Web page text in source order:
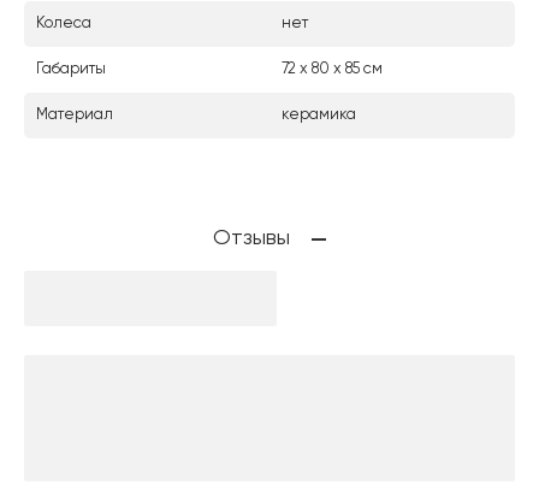
Колеса нет
Габариты 72 x 80 x 85 см
Материал керамика
Отзывы